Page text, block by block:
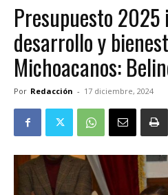
Presupuesto
desarrollo y
Michoacanos:
Por Redacción - 17 diciembre, 2024